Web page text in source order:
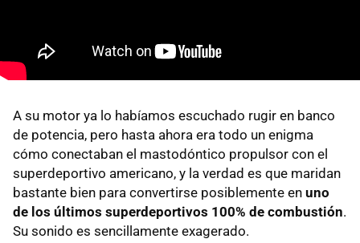
A su motor ya lo habíamos escuchado rugir en banco
de potencia, pero hasta ahora era todo un enigma
cómo conectaban el mastodóntico propulsor con el
superdeportivo americano, y la verdad es que maridan
bastante bien para convertirse posiblemente en uno
de los últimos superdeportivos 100% de combustión.
Su sonido es sencillamente exagerado.